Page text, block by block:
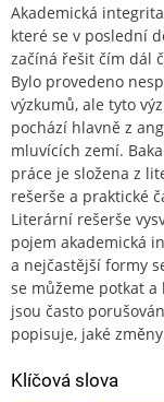
Akademická
které se v poslední
začíná řešit čím dál
Bylo provedeno
výzkumů, ale tyto
pochází hlavně z
mluvících zemí.
práce je složena z
rešerše a praktické
Literární rešerše
pojem akademická
a nejčastější formy
se můžeme potkat a
jsou často
popisuje, jaké změny
Klíčová slova